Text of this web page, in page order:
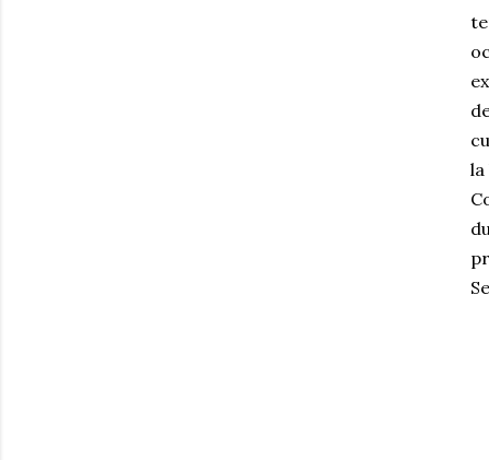
la